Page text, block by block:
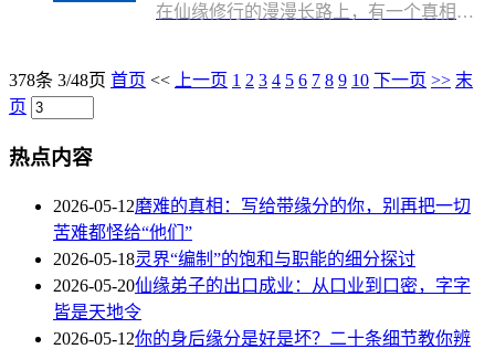
在仙缘修行的漫漫长路上，有一个真相往往被忽视，却又至关重要——无论你拜了多少师傅、进了多少群、参加了多少法会，最终，有些路终究要一个人走。这句话，不是危言耸听，更不是劝人孤立。恰恰相反，它是对每一位仙缘弟子最诚恳的提醒：修行这条路上，外来的帮助都是有限的、暂时的、辅助性的，而真正能够带你穿越迷雾、抵达彼岸的，只有你自己。一、为什么“有些路终究要一个人走”？很多仙缘弟子在入门之初，都抱有一个美好的幻想：只要找到一个“对”的师傅，一切问题就都解决了；只要加入一个“好”的圈子，就不再孤单了；只要把堂口
378条 3/48页 首页 << 上一页 1 2 3 4 5 6 7 8 9 10 下一页 >> 末
页
热点内容
2026-05-12磨难的真相：写给带缘分的你，别再把一切
苦难都怪给“他们”
2026-05-18灵界“编制”的饱和与职能的细分探讨
2026-05-20仙缘弟子的出口成业：从口业到口密，字字
皆是天地令
2026-05-12你的身后缘分是好是坏？二十条细节教你辨